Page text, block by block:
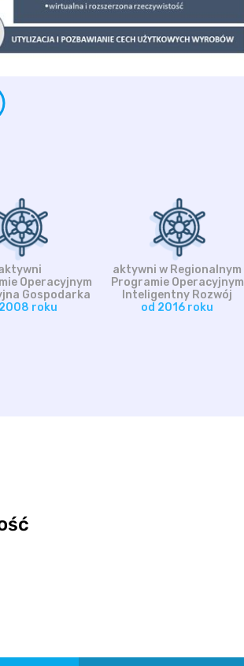
Operacyjnym
Gospodarka
roku
aktywni w Regionalnym
Programie Operacyjnym
Inteligentny Rozwój
od 2016 roku